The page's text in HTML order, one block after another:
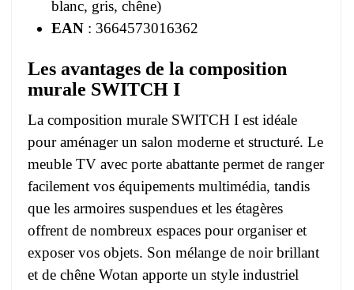
blanc, gris, chêne)
EAN : 3664573016362
Les avantages de la composition
murale SWITCH I
La composition murale SWITCH I est idéale
pour aménager un salon moderne et structuré. Le
meuble TV avec porte abattante permet de ranger
facilement vos équipements multimédia, tandis
que les armoires suspendues et les étagères
offrent de nombreux espaces pour organiser et
exposer vos objets. Son mélange de noir brillant
et de chêne Wotan apporte un style industriel